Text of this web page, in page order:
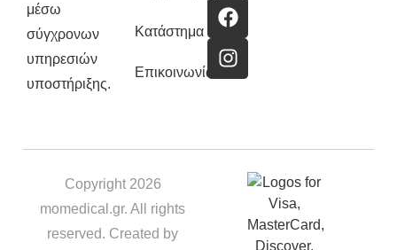
μέσω
σύγχρονων
υπηρεσιών
υποστήριξης.
Κατάστημα
Επικοινωνία
Copyright 2026
momedical.gr. All rights
reserved. Created by